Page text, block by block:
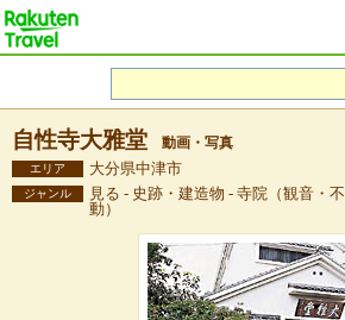
自性寺大雅堂 動画・写真
エリア 大分県中津市
ジャンル
見る - 史跡・建造物 - 寺院（観音・不
動）